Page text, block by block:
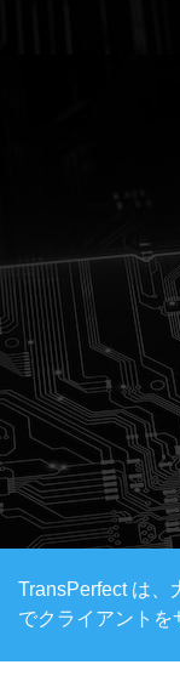
TransPerfect は、
でクライアントを